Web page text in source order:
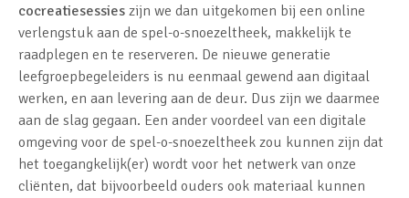
cocreatiesessies zijn we dan uitgekomen bij een online
verlengstuk aan de spel-o-snoezeltheek, makkelijk te
raadplegen en te reserveren. De nieuwe generatie
leefgroepbegeleiders is nu eenmaal gewend aan digitaal
werken, en aan levering aan de deur. Dus zijn we daarmee
aan de slag gegaan. Een ander voordeel van een digitale
omgeving voor de spel-o-snoezeltheek zou kunnen zijn dat
het toegangkelijk(er) wordt voor het netwerk van onze
cliënten, dat bijvoorbeeld ouders ook materiaal kunnen